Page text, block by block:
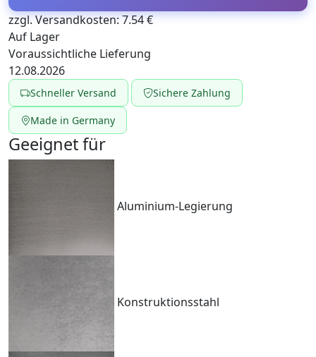
zzgl. Versandkosten: 7.54 €
Auf Lager
Voraussichtliche Lieferung
12.08.2026
Schneller Versand Sichere Zahlung
Made in Germany
Geeignet für
Aluminium-Legierung
Konstruktionsstahl